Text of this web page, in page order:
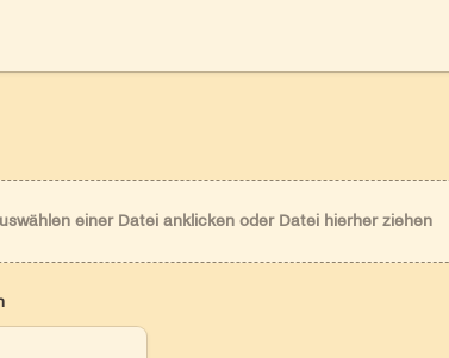
einer Datei anklicken oder Datei hierher ziehen